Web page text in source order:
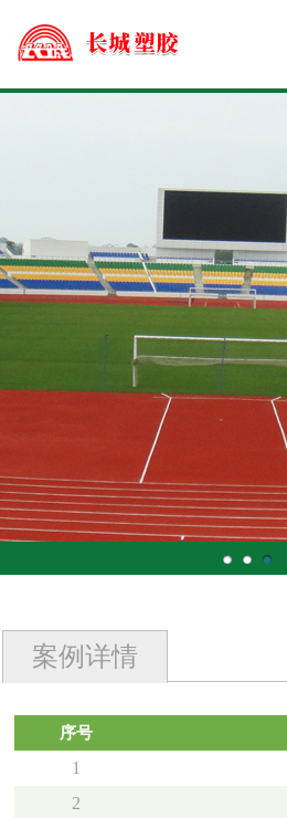
案例详情
序号
1
2